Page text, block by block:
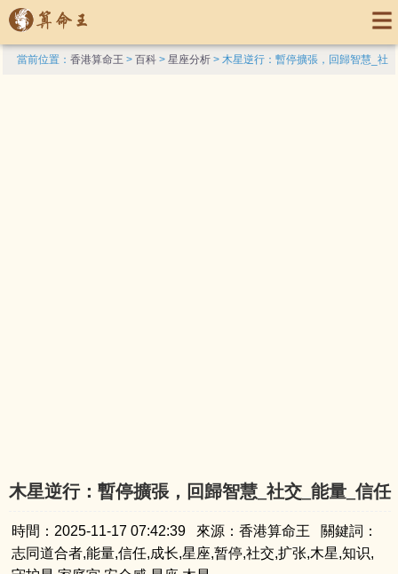
當前位置：香港算命王 >百科 >星座分析 > 木星逆行：暫停擴張，回歸智慧_社
木星逆行：暫停擴張，回歸智慧_社交_能量_信任
時間：2025-11-17 07:42:39 來源：香港算命王 關鍵詞：
志同道合者,能量,信任,成长,星座,暂停,社交,扩张,木星,知识,